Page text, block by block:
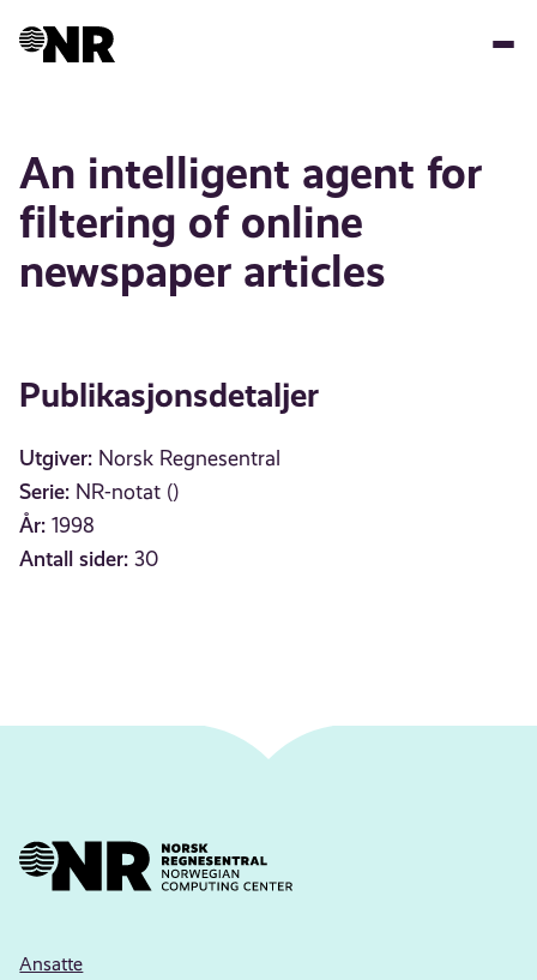
An intelligent agent for
filtering of online
newspaper articles
Publikasjonsdetaljer
Utgiver: Norsk Regnesentral
Serie: NR-notat ()
År: 1998
Antall sider: 30
Ansatte